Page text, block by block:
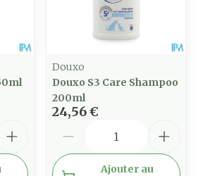
Douxo
Douxo S3 Care Shampoo
200ml
24,56 €
Ajouter au